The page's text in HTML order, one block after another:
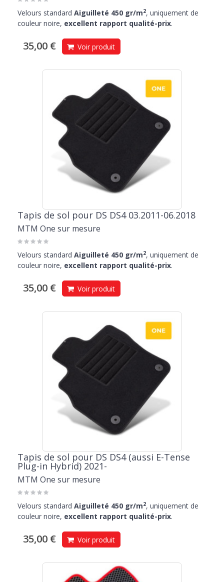
Velours standard Aiguilleté 450 gr/m2, uniquement de
couleur noire, excellent rapport qualité-prix.
35,00 € Voir produit
Tapis de sol pour DS DS4 03.2011-06.2018
MTM One sur mesure
Velours standard Aiguilleté 450 gr/m2, uniquement de
couleur noire, excellent rapport qualité-prix.
35,00 € Voir produit
Tapis de sol pour DS DS4 (aussi E-Tense
Plug-in Hybrid) 2021-
MTM One sur mesure
Velours standard Aiguilleté 450 gr/m2, uniquement de
couleur noire, excellent rapport qualité-prix.
35,00 € Voir produit